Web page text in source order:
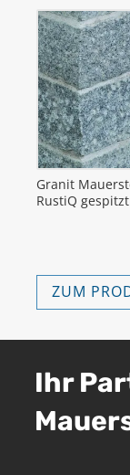
Granit
RustiQ gespitzt
ZUM
Ihr